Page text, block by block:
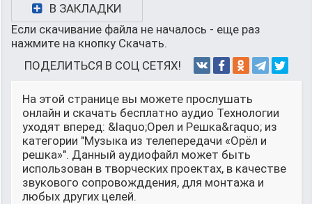
В ЗАКЛАДКИ
Если скачивание файла не началось - еще раз
нажмите на кнопку Скачать.
ПОДЕЛИТЬСЯ В СОЦ СЕТЯХ!
На этой странице вы можете прослушать
онлайн и скачать бесплатно аудио Технологии
уходят вперед: &laquo;Орел и Решка&raquo; из
категории "Музыка из телепередачи «Орёл и
решка»". Данный аудиофайл может быть
использован в творческих проектах, в качестве
звукового сопровожддения, для монтажа и
любых других целей.